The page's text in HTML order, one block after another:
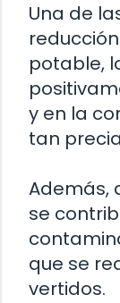
Una de
potable,
y en la
tan
Además,
se
que se
vertidos.